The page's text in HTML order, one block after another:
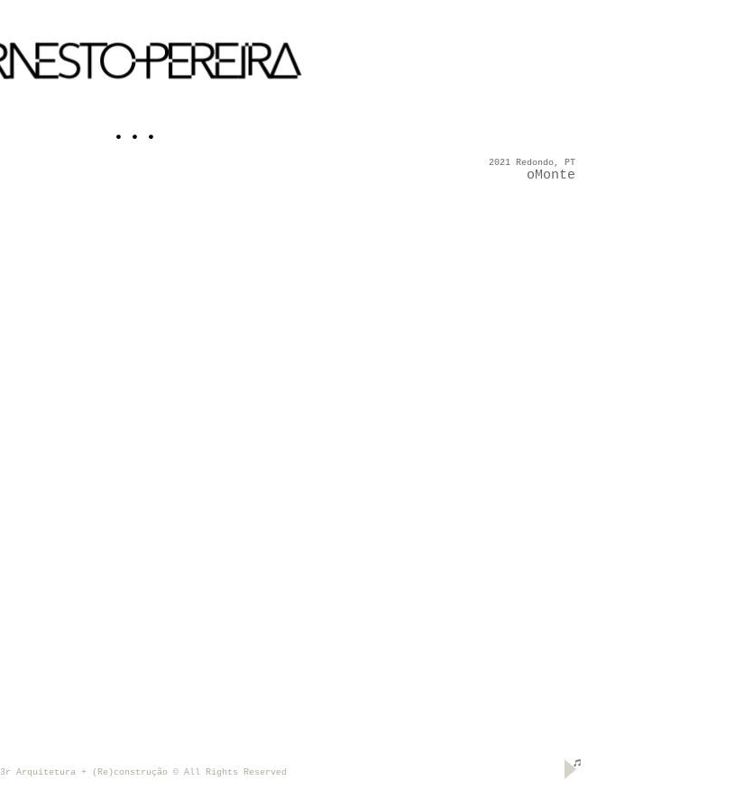
. . .
2021 Redondo, PT
oMonte
3r Arquitetura + (Re)construção © All Rights Reserved